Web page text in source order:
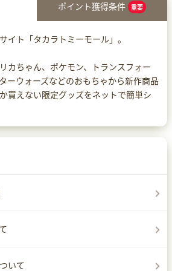
ポイント獲得条件 重要
イト「タカラトミーモール」。
カちゃん、ポケモン、トランスフォー
ーウォーズなどのおもちゃから新作商品
買えない限定グッズをネットで簡単シ
いて